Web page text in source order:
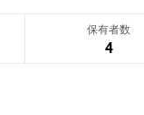
シュという技法を使っ
ト」と名付け、自分の
保有者数
4